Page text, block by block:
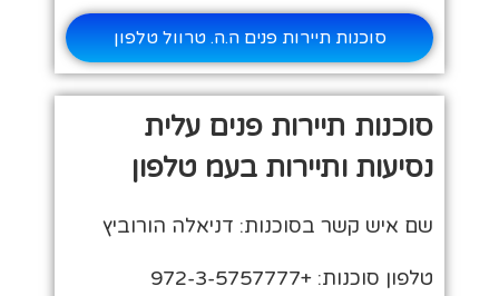
סוכנות תיירות פנים ה.ה. טרוול טלפון
סוכנות תיירות פנים עלית
נסיעות ותיירות בעמ טלפון
שם איש קשר בסוכנות: דניאלה הורוביץ
טלפון סוכנות: +972-3-5757777